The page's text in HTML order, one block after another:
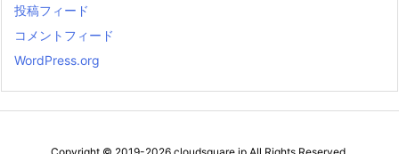
投稿フィード
コメントフィード
WordPress.org